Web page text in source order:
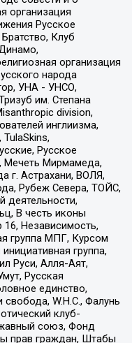
организация
Русское
Клуб
организация
народа
УНА - УНСО,
им. Степана
division,
инглиизма,
Русское
Мечеть Мирмамеда,
г. Астрахани, ВОЛЯ,
Рубеж Севера, ТОЙС,
деятельности,
В честь иконы
Независимость,
группа МПГ, Курсом
группа,
Руси, Алля-Аят,
Русская
единство,
W.H.С., Фалунь
клуб-
союз, Фонд
прав граждан, Штабы